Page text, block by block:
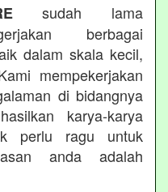
sudah lama
berbagai
dalam skala kecil,
mempekerjakan
di bidangnya
karya-karya
perlu ragu untuk
anda adalah